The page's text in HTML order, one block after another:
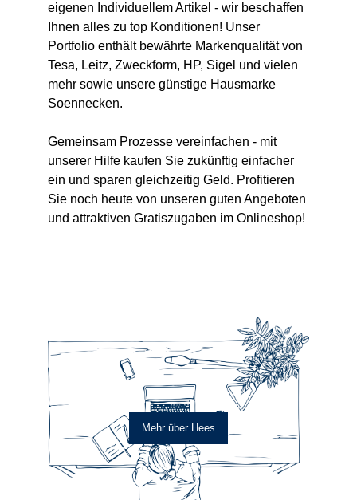
eigenen Individuellem Artikel - wir beschaffen
Ihnen alles zu top Konditionen! Unser
Portfolio enthält bewährte Markenqualität von
Tesa, Leitz, Zweckform, HP, Sigel und vielen
mehr sowie unsere günstige Hausmarke
Soennecken.
Gemeinsam Prozesse vereinfachen - mit
unserer Hilfe kaufen Sie zukünftig einfacher
ein und sparen gleichzeitig Geld. Profitieren
Sie noch heute von unseren guten Angeboten
und attraktiven Gratiszugaben im Onlineshop!
Mehr über Hees